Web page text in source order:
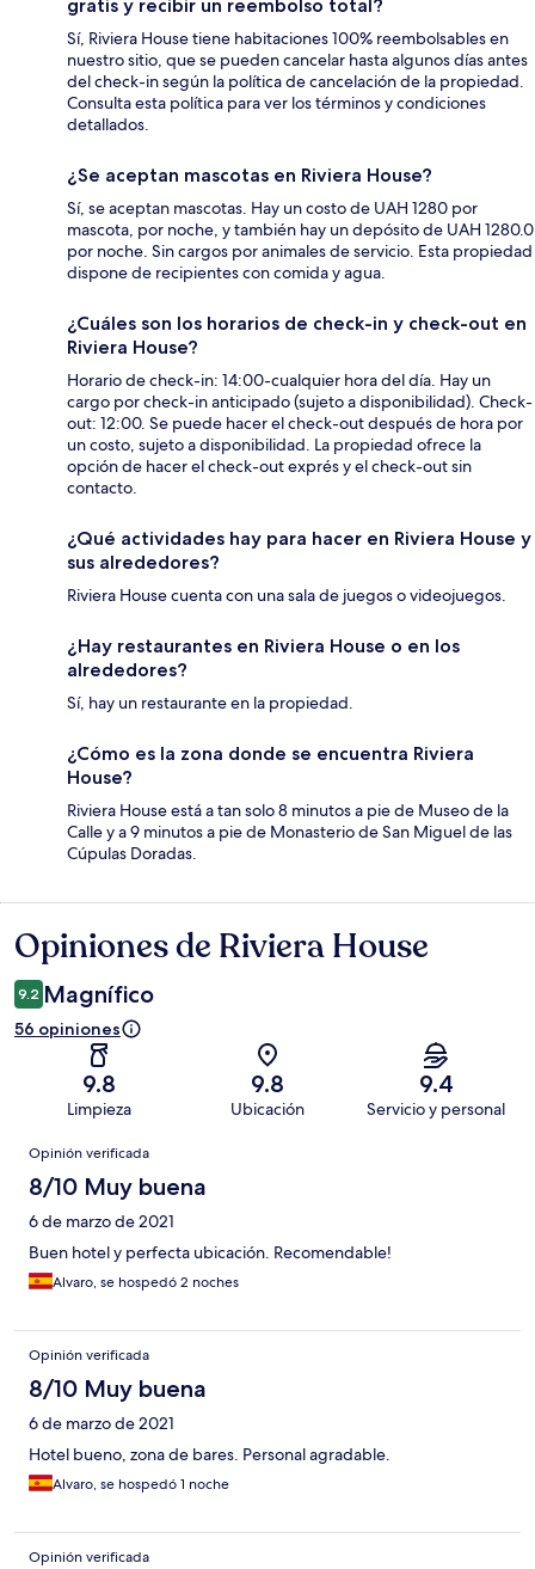
gratis y recibir un reembolso total?
Sí, Riviera House tiene habitaciones 100% reembolsables en
nuestro sitio, que se pueden cancelar hasta algunos días antes
del check-in según la política de cancelación de la propiedad.
Consulta esta política para ver los términos y condiciones
detallados.
¿Se aceptan mascotas en Riviera House?
Sí, se aceptan mascotas. Hay un costo de UAH 1280 por
mascota, por noche, y también hay un depósito de UAH 1280.0
por noche. Sin cargos por animales de servicio. Esta propiedad
dispone de recipientes con comida y agua.
¿Cuáles son los horarios de check-in y check-out en
Riviera House?
Horario de check-in: 14:00-cualquier hora del día. Hay un
cargo por check-in anticipado (sujeto a disponibilidad). Check-
out: 12:00. Se puede hacer el check-out después de hora por
un costo, sujeto a disponibilidad. La propiedad ofrece la
opción de hacer el check-out exprés y el check-out sin
contacto.
¿Qué actividades hay para hacer en Riviera House y
sus alrededores?
Riviera House cuenta con una sala de juegos o videojuegos.
¿Hay restaurantes en Riviera House o en los
alrededores?
Sí, hay un restaurante en la propiedad.
¿Cómo es la zona donde se encuentra Riviera
House?
Riviera House está a tan solo 8 minutos a pie de Museo de la
Calle y a 9 minutos a pie de Monasterio de San Miguel de las
Cúpulas Doradas.
Opiniones
Opiniones de Riviera House
9.2 Magnífico
56 opiniones
9.8
Limpieza
9.8
Ubicación
9.4
Servicio y personal
Opiniones
Opinión verificada
8/10 Muy buena
6 de marzo de 2021
Buen hotel y perfecta ubicación. Recomendable!
Alvaro, se hospedó 2 noches
Opinión verificada
8/10 Muy buena
6 de marzo de 2021
Hotel bueno, zona de bares. Personal agradable.
Alvaro, se hospedó 1 noche
Opinión verificada